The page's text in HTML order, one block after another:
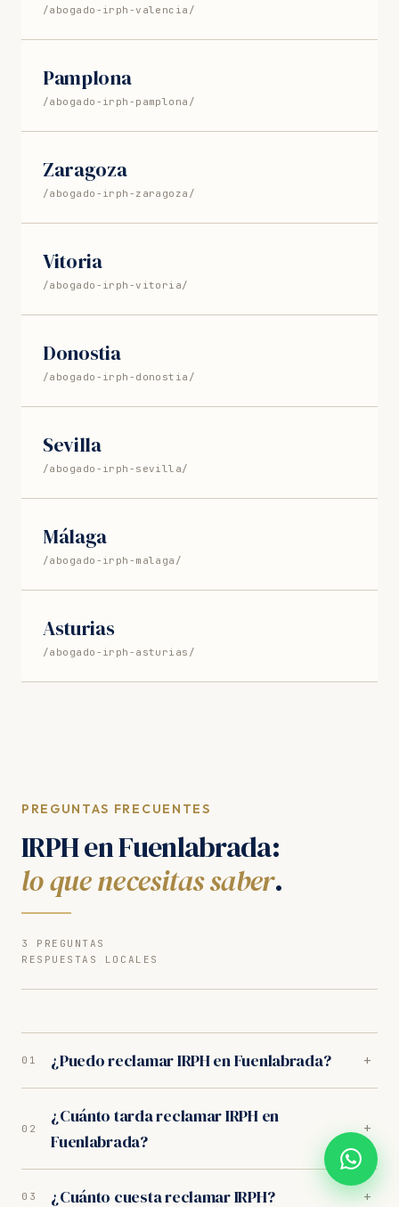
/abogado-irph-valencia/
Pamplona
/abogado-irph-pamplona/
Zaragoza
/abogado-irph-zaragoza/
Vitoria
/abogado-irph-vitoria/
Donostia
/abogado-irph-donostia/
Sevilla
/abogado-irph-sevilla/
Málaga
/abogado-irph-malaga/
Asturias
/abogado-irph-asturias/
PREGUNTAS FRECUENTES
IRPH en Fuenlabrada:
lo que necesitas saber.
3 PREGUNTAS
RESPUESTAS LOCALES
01 ¿Puedo reclamar IRPH en Fuenlabrada? +
especialistas en IRPH. Analizamos tu caso
gratuitamente y trabajamos orientados a resultados.
Los juzgados de Fuenlabrada tienen criterio
favorable al consumidor.
02
¿Cuánto tarda reclamar IRPH en
Fuenlabrada?
+
En los juzgados de Fuenlabrada, el proceso completo
dura entre 10-14 meses. Incluye la fase extrajudicial
03 ¿Cuánto cuesta reclamar IRPH? +